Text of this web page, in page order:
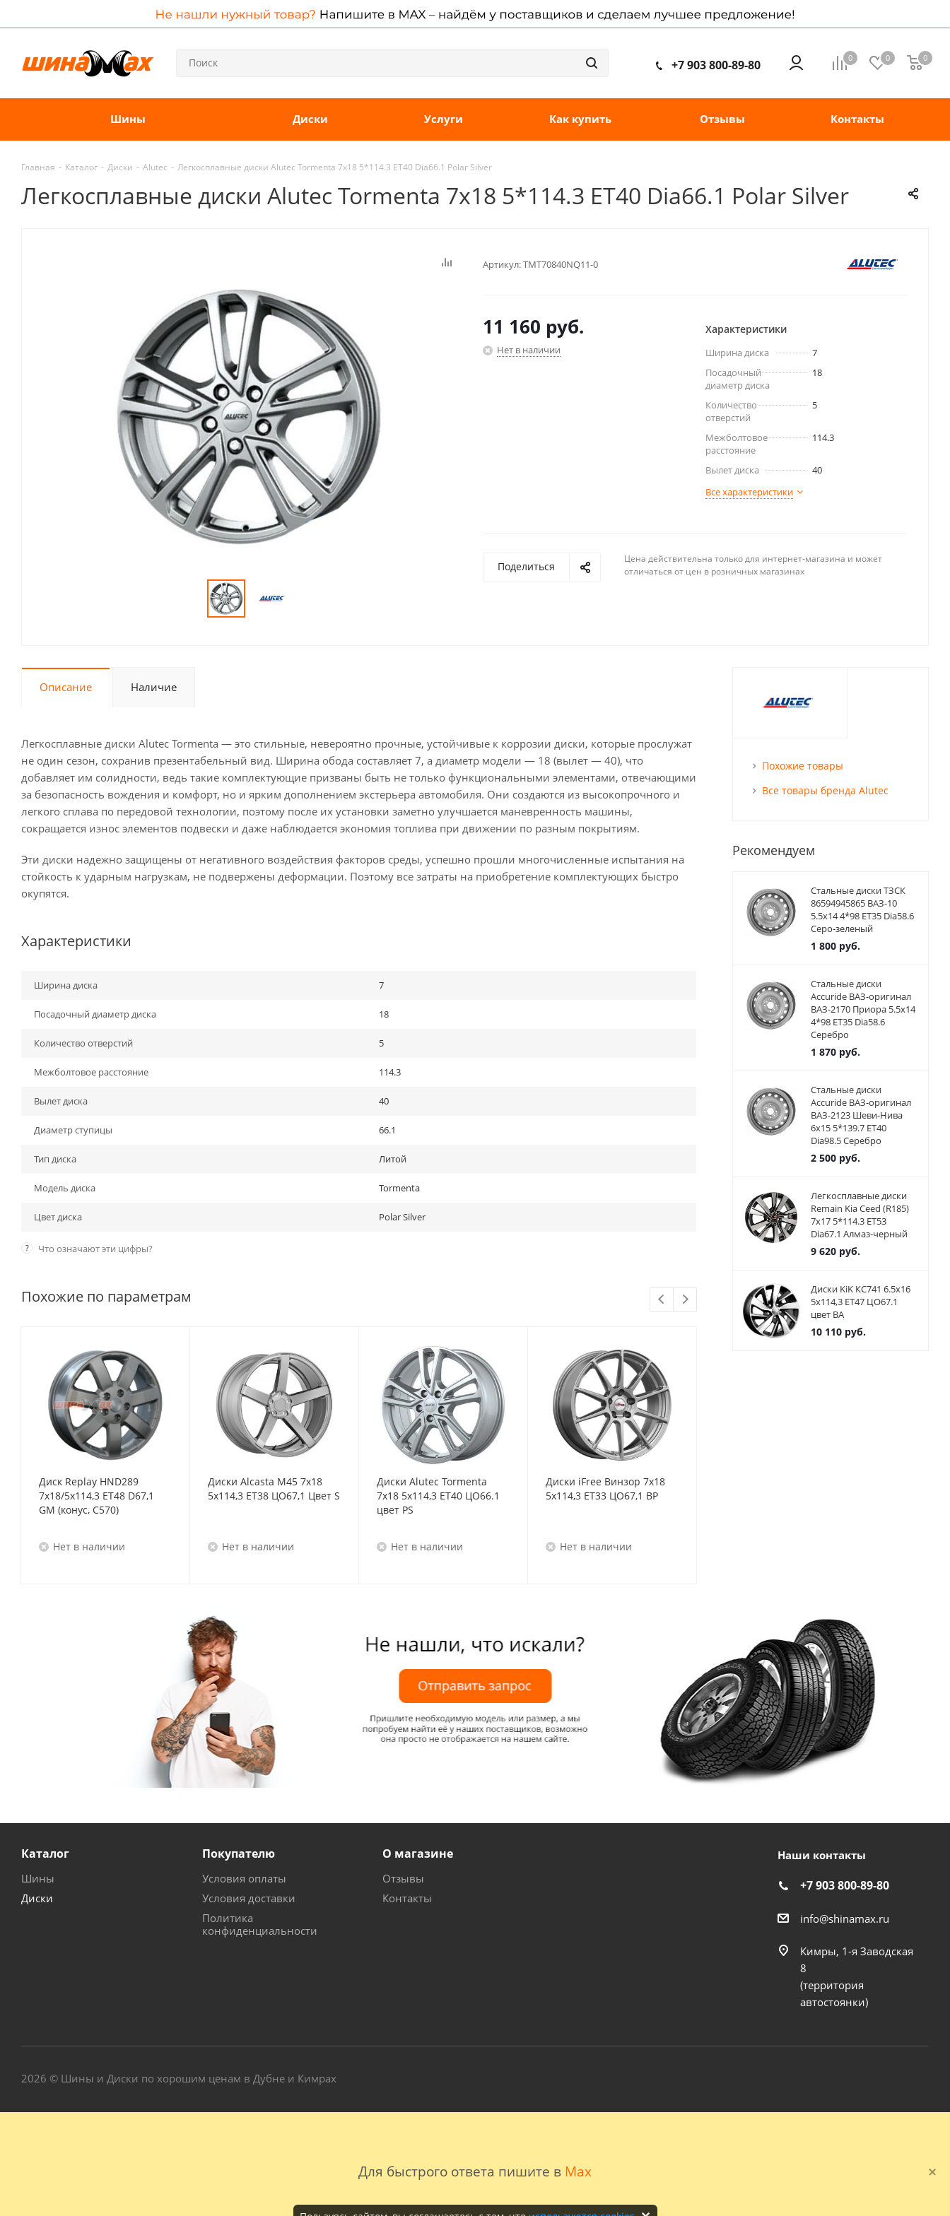
Для быстрого ответа пишите в Max
0 0 0
+7 903 800-89-80
Шины Диски Услуги Как купить Отзывы Контакты
Главная - Каталог - Диски - Alutec - Легкосплавные диски Alutec Tormenta 7x18 5*114.3 ET40 Dia66.1 Polar Silver
Легкосплавные диски Alutec Tormenta 7x18 5*114.3 ET40 Dia66.1 Polar Silver
Артикул:TMT70840NQ11-0
11 160 руб.
Нет в наличии
Характеристики
Ширина диска
7
Посадочный
диаметр диска
18
Количество
отверстий
5
Межболтовое
расстояние
114.3
Вылет диска
40
Все характеристики
Поделиться
Цена действительна только для интернет-магазина и может
отличаться от цен в розничных магазинах
Описание Наличие
Легкосплавные диски Alutec Tormenta — это стильные, невероятно прочные, устойчивые к коррозии диски, которые прослужат
не один сезон, сохранив презентабельный вид. Ширина обода составляет 7, а диаметр модели — 18 (вылет — 40), что
добавляет им солидности, ведь такие комплектующие призваны быть не только функциональными элементами, отвечающими
за безопасность вождения и комфорт, но и ярким дополнением экстерьера автомобиля. Они создаются из высокопрочного и
легкого сплава по передовой технологии, поэтому после их установки заметно улучшается маневренность машины,
сокращается износ элементов подвески и даже наблюдается экономия топлива при движении по разным покрытиям.
Эти диски надежно защищены от негативного воздействия факторов среды, успешно прошли многочисленные испытания на
стойкость к ударным нагрузкам, не подвержены деформации. Поэтому все затраты на приобретение комплектующих быстро
окупятся.
Характеристики
Ширина диска 7
Посадочный диаметр диска 18
Количество отверстий 5
Межболтовое расстояние 114.3
Вылет диска 40
Диаметр ступицы 66.1
Тип диска Литой
Модель диска Tormenta
Цвет диска Polar Silver
? Что означают эти цифры?
Похожие по параметрам
Диск Replay HND289
7x18/5x114,3 ET48 D67,1
GM (конус, C570)
Нет в наличии
Диски Alcasta M45 7x18
5x114,3 ET38 ЦО67,1 Цвет S
Нет в наличии
Диски Alutec Tormenta
7x18 5x114,3 ET40 ЦО66.1
цвет PS
Нет в наличии
Диски iFree Винзор 7x18
5x114,3 ET33 ЦО67,1 BP
Нет в наличии
Похожие товары
Все товары бренда Alutec
Рекомендуем
Стальные диски ТЗСК
86594945865 ВАЗ-10
5.5x14 4*98 ET35 Dia58.6
Серо-зеленый
1 800руб.
Стальные диски
Accuride ВАЗ-оригинал
ВАЗ-2170 Приора 5.5x14
4*98 ET35 Dia58.6
Серебро
1 870руб.
Стальные диски
Accuride ВАЗ-оригинал
ВАЗ-2123 Шеви-Нива
6x15 5*139.7 ET40
Dia98.5 Серебро
2 500руб.
Легкосплавные диски
Remain Kia Ceed (R185)
7x17 5*114.3 ET53
Dia67.1 Алмаз-черный
9 620руб.
Диски KiK КС741 6.5x16
5x114,3 ET47 ЦО67.1
цвет BA
10 110руб.
Каталог
Шины
Диски
Покупателю
Условия оплаты
Условия доставки
Политика
конфиденциальности
О магазине
Отзывы
Контакты
Наши контакты
+7 903 800-89-80
info@shinamax.ru
Кимры, 1-я Заводская
8
(территория
автостоянки)
2026 © Шины и Диски по хорошим ценам в Дубне и Кимрах